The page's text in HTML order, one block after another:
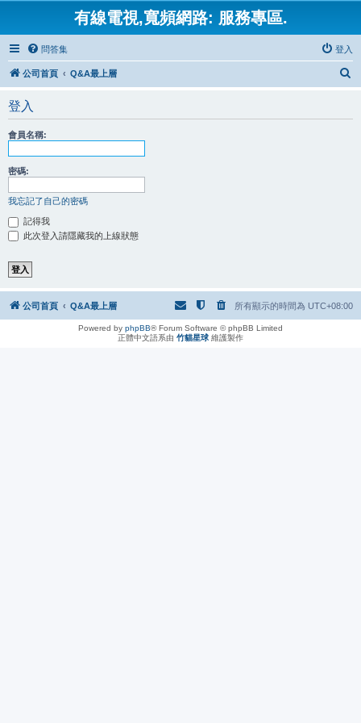
有線電視,寬頻網路: 服務專區.
問答集 登入
公司首頁 Q&A最上層
登入
會員名稱:
密碼:
我忘記了自己的密碼
記得我
此次登入請隱藏我的上線狀態
公司首頁 Q&A最上層 所有顯示的時間為 UTC+08:00
Powered by phpBB® Forum Software © phpBB Limited
正體中文語系由 竹貓星球 維護製作